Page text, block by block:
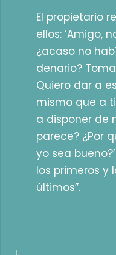
El propietario
ellos: ‘Amigo,
¿acaso no
denario?
Quiero dar a
mismo que a
a disponer de
parece? ¿Por
yo sea
los primeros y
últimos”.